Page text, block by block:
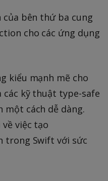
bên thứ ba cung
cho các ứng dụng
kiểu mạnh mẽ cho
kỹ thuật type-safe
một cách dễ dàng.
việc tạo
trong Swift với sức